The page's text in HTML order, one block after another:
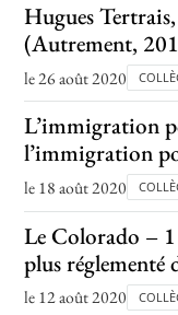
Hugues
(Autrement,
le 26 août 2020
L’immigration
l’immigration
le 18 août 2020
Le Colorado –
plus réglementé
le 12 août 2020